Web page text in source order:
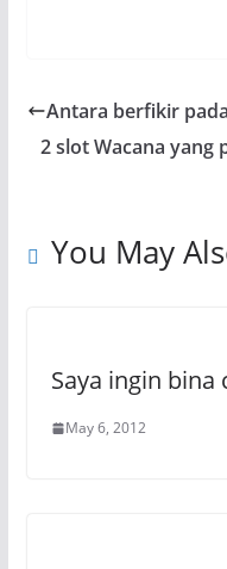
Antara berfikir
2 slot Wacana yang
You May
Saya ingin
May 6, 2012